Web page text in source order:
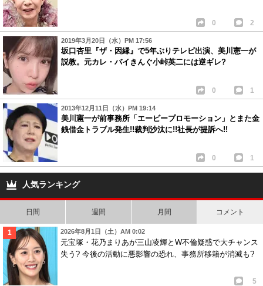
0 2
2019年3月20日（水）PM 17:56
坂口杏里『ザ・因縁』で5年ぶりテレビ出演、美川憲一が
説教。元カレ・バイきんぐ小峠英二には逆ギレ?
0 1
2013年12月11日（水）PM 19:14
美川憲一が前事務所「エービープロモーション」とまた金
銭借金トラブル発生!!裁判沙汰に!!社長が提訴へ!!
0 1
人気ランキング
日間 週間 月間 コメント
2026年8月1日（土）AM 0:02
元宝塚・花乃まりあが三山凌輝とW不倫疑惑で大チャンス
失う? 今後の活動に悪影響の恐れ、事務所移籍が消滅も?
5